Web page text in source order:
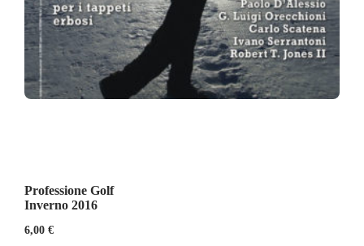
Professione Golf
Inverno 2016
6,00 €